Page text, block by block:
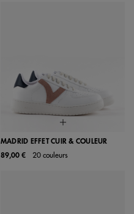
MADRID EFFET CUIR & COULEUR
89,00 €
20 couleurs